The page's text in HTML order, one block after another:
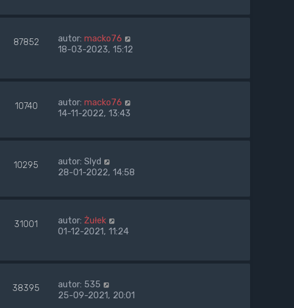
87852 autor: macko76
18-03-2023, 15:12
10740 autor: macko76
14-11-2022, 13:43
10295 autor: Slyd
28-01-2022, 14:58
31001 autor: Żułek
01-12-2021, 11:24
38395 autor: 535
25-09-2021, 20:01